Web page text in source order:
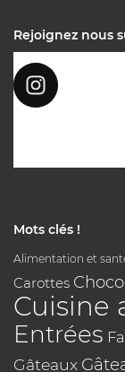
Rejoignez nous
Mots clés !
Alimentation et
Carottes
Cuisine
Entrées
Gâteaux